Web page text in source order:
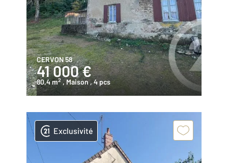
CERVON 58
41 000 €
80,4 m2 , Maison , 4 pcs
Exclusivité